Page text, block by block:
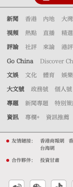
新聞 香港 內地 大
視頻 熱點 直播 精選
評論 社評 來論 港
Go China Discover
文娛 文化 體育 娛樂
大文號 政務號 個人號
專題 新聞專題 特別
資訊 專欄+ 資訊推薦
友情鏈接： 香港商報網
台海網
合作夥伴： 投資甘肅